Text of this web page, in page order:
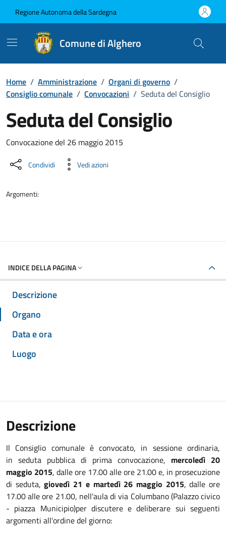
Regione Autonoma della Sardegna
Comune di Alghero
Home / Amministrazione / Organi di governo /
Consiglio comunale / Convocazioni / Seduta del Consiglio
Seduta del Consiglio
???portal.DettaglioConvocazione???
Convocazione del 26 maggio 2015
Condividi Vedi azioni
Argomenti:
INDICE DELLA PAGINA
Descrizione
Organo
Data e ora
Luogo
Descrizione
Il Consiglio comunale è convocato, in sessione ordinaria,
in seduta pubblica di prima convocazione, mercoledì 20
maggio 2015, dalle ore 17.00 alle ore 21.00 e, in prosecuzione
di seduta,giovedì 21 e martedì 26 maggio 2015, dalle ore
17.00 alle ore 21.00, nell'aula di via Columbano (Palazzo civico
- piazza Municipio)per discutere e deliberare sui seguenti
argomenti all'ordine del giorno: